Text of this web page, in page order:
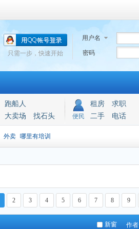
用户名
密码
只需一步，快速开始
跑船人
大卖场
找石头
便民
租房
求职
二手
电话
外卖 哪里有培训
2 3 4 5 6 7 8 9
新窗 作者